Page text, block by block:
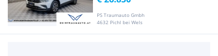
PS Traumauto Gmbh
4632 Pichl bei Wels